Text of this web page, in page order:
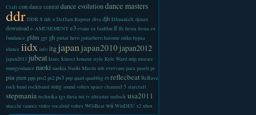
Craft con dance central dance evolutiondance masters
ddr DDR S ddr x DefJam Rapstar diva djh DJmaniaX djmax
download e-AMUSEMENT e3 evans ex fanfilm ff ffs fiesta fiesta ex
fundance gfdm ggr gh guitar hero guitarhero hatsune miku hypaa
idance iidx info itg japanjapan2010 japan2012
japan2013 jubeat kinec kinect konami style Kyle Ward mlp mozarc
mungyodance naoki naokia Naoki Maeda nds overvans para paseli pc
piu pnm ppp pro2 ps2 ps3 psp quad quad4itg rb reflecbeat ReRave
rock band rockband song sound voltex space channel 5 starcraft
stepmania technika tgs theia tnt tv ultrastar unlock usa2011
utacchi vanoce video vocaloid voltex WGiBeat wii WinDEU x2 xbox